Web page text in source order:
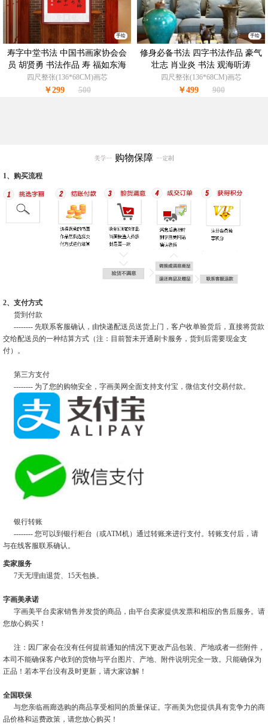
手绘
寿字中堂书法 中国书画家协会会
员 胡贤勇 书法作品 寿 福如东海
寿比南山
四尺整张(136*68CM)画芯
￥299 500
手绘
修身必备书法 四字书法作品 豪气
壮志 肖业炎 书法 观海听涛
四尺整张(136*68CM)画芯
￥499 900
购物保障
1、购买流程
2、支付方式
货到付款
-------- 先联系客服确认，由快递配送员送货上门，客户收单验货后，直接将货款
交给配送员的一种结算方式（注：目前暂未开通刷卡服务，货到后需要现金支
付）。
第三方支付
-------- 为了您的购物安全，字画美网全面支持支付宝，微信支付交易付款。
银行转账
-------- 您可以到银行柜台（或ATM机）通过转账来进行支付。转账支付后，请
与在线客服联系确认。
卖家服务
7天无理由退货、15天包换。
字画美承诺
字画美平台卖家销售并发货的商品，由平台卖家提供发票和相应的售后服务。请
您放心购买！
注：因厂家会在没有任何提前通知的情况下更改产品包装、产地或者一些附件，
本司不能确保客户收到的货物与平台图片、产地、附件说明完全一致。只能确保为
正品！若本平台没有及时更新，请大家谅解！
全国联保
与您亲临画廊选购的商品享受相同的质量保证。字画美为您提供具有竞争力的商
品价格和运费政策，请您放心购买！